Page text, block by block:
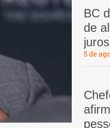
BC
de
5 de